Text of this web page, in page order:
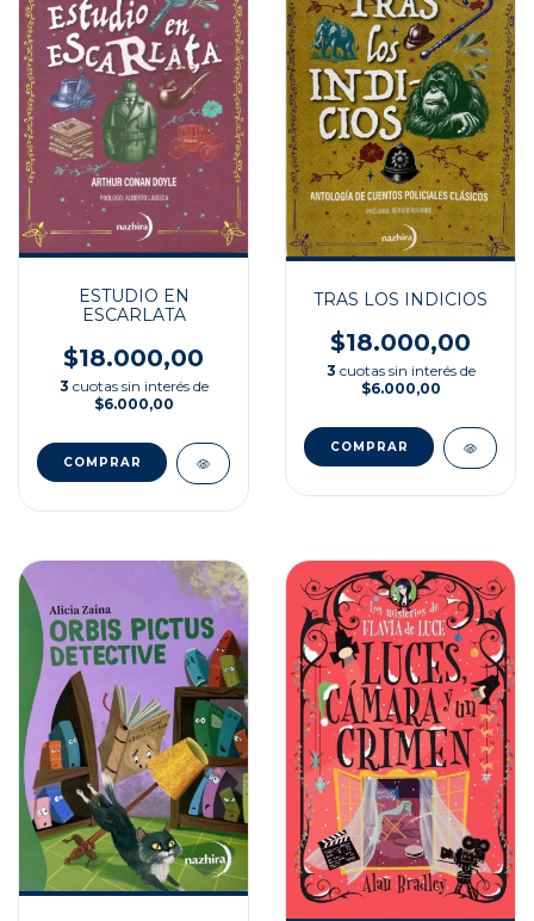
ESTUDIO EN
ESCARLATA
$18.000,00
3 cuotas sin interés de
$6.000,00
TRAS LOS INDICIOS
$18.000,00
3 cuotas sin interés de
$6.000,00